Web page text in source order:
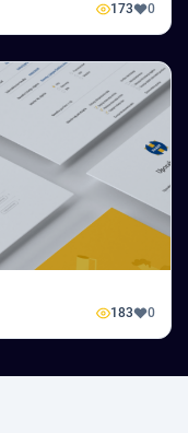
173 0
183 0